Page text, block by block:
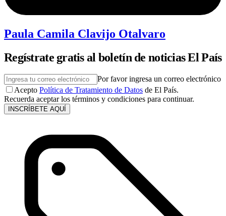
Paula Camila Clavijo Otalvaro
Regístrate gratis al boletín de noticias El País
Por favor ingresa un correo electrónico
Acepto Política de Tratamiento de Datos de El País.
Recuerda aceptar los términos y condiciones para continuar.
INSCRÍBETE AQUÍ